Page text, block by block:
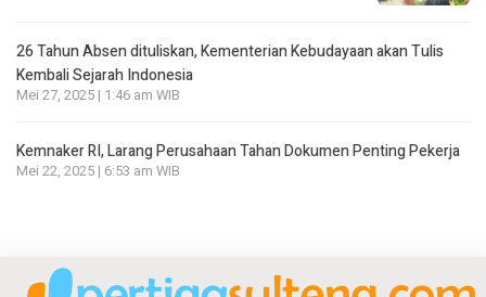
26 Tahun Absen dituliskan, Kementerian Kebudayaan akan Tulis
Kembali Sejarah Indonesia
Mei 27, 2025 | 1:46 am WIB
Kemnaker RI, Larang Perusahaan Tahan Dokumen Penting Pekerja
Mei 22, 2025 | 6:53 am WIB